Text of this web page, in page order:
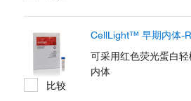
CellLight™ 早期内体-
可采用红色荧光蛋白
内体
比较